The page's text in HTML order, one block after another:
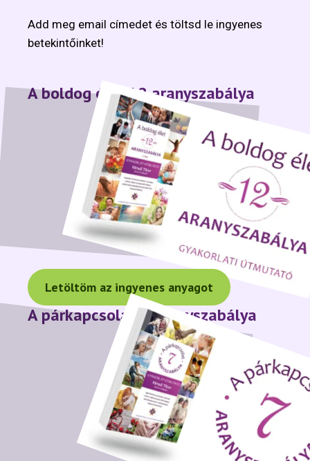
Add meg email címedet és töltsd le ingyenes
betekintőinket!
A boldog élet 12 aranyszabálya
Letöltöm az ingyenes anyagot
A párkapcsolat 7 aranyszabálya